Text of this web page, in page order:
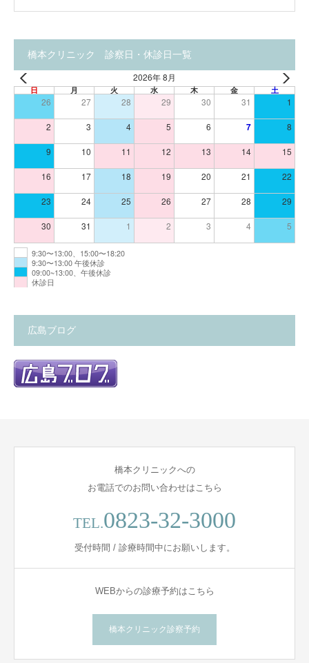
橋本クリニック 診察日・休診日一覧
2026年 8月
日 月 火 水 木 金 土
26 27 28 29 30 31 1
2 3 4 5 6 7 8
9 10 11 12 13 14 15
16 17 18 19 20 21 22
23 24 25 26 27 28 29
30 31 1 2 3 4 5
9:30〜13:00、15:00〜18:20
9:30〜13:00 午後休診
09:00~13:00、午後休診
休診日
広島ブログ
橋本クリニックへの
お電話でのお問い合わせはこちら
TEL.0823-32-3000
受付時間 / 診療時間中にお願いします。
WEBからの診療予約はこちら
橋本クリニック診察予約